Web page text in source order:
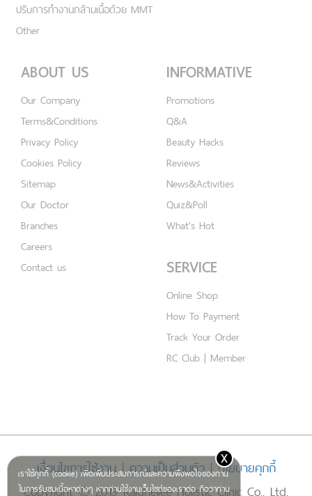
เราใช้คุกกี้ (cookie) เพื่อเพิ่มประสบการณ์และความพึงพอใจของท่าน
ในการรับชมเนื้อหาต่างๆ หากท่านใช้งานเว็บไซต์ของเราต่อ ถือว่าท่าน
x
ปรับการทำงานกล้ามเนื้อด้วย MMT
Other
ABOUT US
Our Company
Terms&Conditions
Privacy Policy
Cookies Policy
Sitemap
Our Doctor
Branches
Careers
Contact us
INFORMATIVE
Promotions
Q&A
Beauty Hacks
Reviews
News&Activities
Quiz&Poll
What's Hot
SERVICE
Online Shop
How To Payment
Track Your Order
RC Club | Member
เงื่อนไขการใช้งาน|ความเป็นส่วนตัว|นโยบายคุกกี้